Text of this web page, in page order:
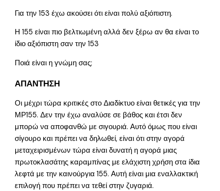
Για την 153 έχω ακούσει ότι είναι πολύ αξιόπιστη.
Η 155 είναι πιο βελτιωμένη αλλά δεν ξέρω αν θα είναι το
ίδιο αξιόπιστη σαν την 153
Ποιά είναι η γνώμη σας;
ΑΠΑΝΤΗΣΗ
Οι μέχρι τώρα κριτικές στο Διαδίκτυο είναι θετικές για την
ΜΡ155. Δεν την έχω αναλύσε σε βάθος και έτσι δεν
μπορώ να αποφανθώ με σιγουριά. Αυτό όμως που είναι
σίγουρο και πρέπει να δηλωθεί, είναι ότι στην αγορά
μεταχειρισμένων τώρα είναι δυνατή η αγορά μιας
πρωτοκλασάτης καραμπίνας με ελάχιστη χρήση στα ίδια
λεφτά με την καινούργια 155. Αυτή είναι μια εναλλακτική
επιλογή που πρέπει να τεθεί στην ζυγαριά.